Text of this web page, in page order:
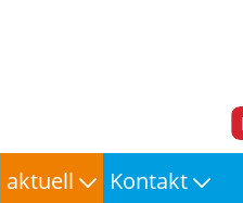
aktuell Kontakt